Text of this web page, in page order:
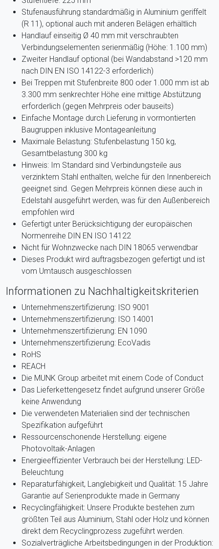
Stufenausführung standardmäßig in Aluminium geriffelt
(R 11), optional auch mit anderen Belägen erhältlich
Handlauf einseitig Ø 40 mm mit verschraubten
Verbindungselementen serienmäßig (Höhe: 1.100 mm)
Zweiter Handlauf optional (bei Wandabstand >120 mm
nach DIN EN ISO 14122-3 erforderlich)
Bei Treppen mit Stufenbreite 800 oder 1.000 mm ist ab
3.300 mm senkrechter Höhe eine mittige Abstützung
erforderlich (gegen Mehrpreis oder bauseits)
Einfache Montage durch Lieferung in vormontierten
Baugruppen inklusive Montageanleitung
Maximale Belastung: Stufenbelastung 150 kg,
Gesamtbelastung 300 kg
Hinweis: Im Standard sind Verbindungsteile aus
verzinktem Stahl enthalten, welche für den Innenbereich
geeignet sind. Gegen Mehrpreis können diese auch in
Edelstahl ausgeführt werden, was für den Außenbereich
empfohlen wird
Gefertigt unter Berücksichtigung der europäischen
Normenreihe DIN EN ISO 14122
Nicht für Wohnzwecke nach DIN 18065 verwendbar
Dieses Produkt wird auftragsbezogen gefertigt und ist
vom Umtausch ausgeschlossen
Informationen zu Nachhaltigkeitskriterien
Unternehmenszertifizierung: ISO 9001
Unternehmenszertifizierung: ISO 14001
Unternehmenszertifizierung: EN 1090
Unternehmenszertifizierung: EcoVadis
RoHS
REACH
Die MUNK Group arbeitet mit einem Code of Conduct
Das Lieferkettengesetz findet aufgrund unserer Größe
keine Anwendung
Die verwendeten Materialien sind der technischen
Spezifikation aufgeführt
Ressourcenschonende Herstellung: eigene
Photovoltaik-Anlagen
Energieeffizienter Verbrauch bei der Herstellung: LED-
Beleuchtung
Reparaturfähigkeit, Langlebigkeit und Qualität: 15 Jahre
Garantie auf Serienprodukte made in Germany
Recyclingfähigkeit: Unsere Produkte bestehen zum
größten Teil aus Aluminium, Stahl oder Holz und können
direkt dem Recyclingprozess zugeführt werden.
Sozialverträgliche Arbeitsbedingungen in der Produktion: